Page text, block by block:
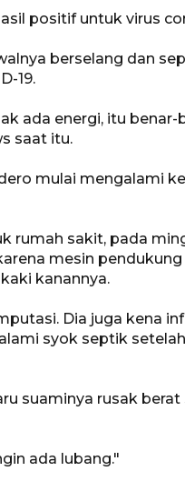
positif untuk virus
berselang dan
19.
ada energi, itu benar-
saat itu.
mulai mengalami
rumah sakit, pada
mesin pendukung
kanannya.
Dia juga kena
syok septik setelah
suaminya rusak berat
ada lubang."
2026 15:34